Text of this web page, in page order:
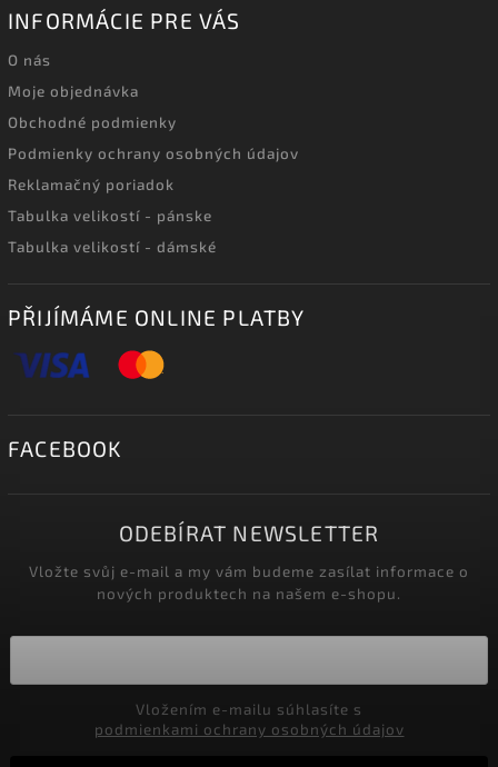
INFORMÁCIE PRE VÁS
O nás
Moje objednávka
Obchodné podmienky
Podmienky ochrany osobných údajov
Reklamačný poriadok
Tabulka velikostí - pánske
Tabulka velikostí - dámské
PŘIJÍMÁME ONLINE PLATBY
FACEBOOK
ODEBÍRAT NEWSLETTER
Vložte svůj e-mail a my vám budeme zasílat informace o
nových produktech na našem e-shopu.
podmienkami ochrany osobných údajov